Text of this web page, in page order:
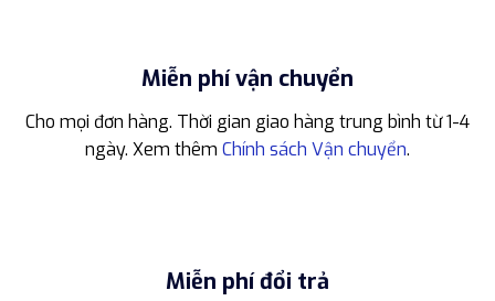
Miễn phí vận chuyển
Cho mọi đơn hàng. Thời gian giao hàng trung bình từ 1-4
ngày. Xem thêm Chính sách Vận chuyển.
Miễn phí đổi trả